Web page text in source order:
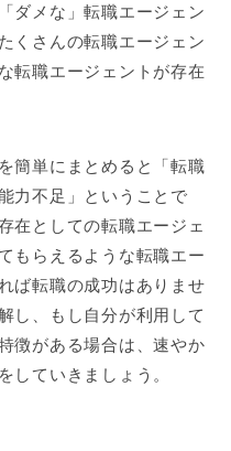
ダメな」転職エージェン
くさんの転職エージェン
転職エージェントが存在
簡単にまとめると「転職
力不足」ということで
在としての転職エージェ
もらえるような転職エー
ば転職の成功はありませ
し、もし自分が利用して
徴がある場合は、速やか
していきましょう。